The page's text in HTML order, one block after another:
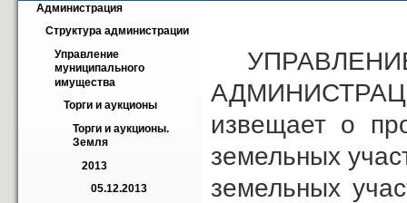
Администрация
Структура администрации
Управление
муниципального
имущества
Торги и аукционы
Торги и аукционы.
Земля
2013
05.12.2013
извещает о
земельных
земельных